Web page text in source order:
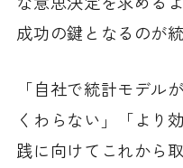
成功の鍵となるのが
「自社で統計モデル
くわらない」「より
践に向けてこれから